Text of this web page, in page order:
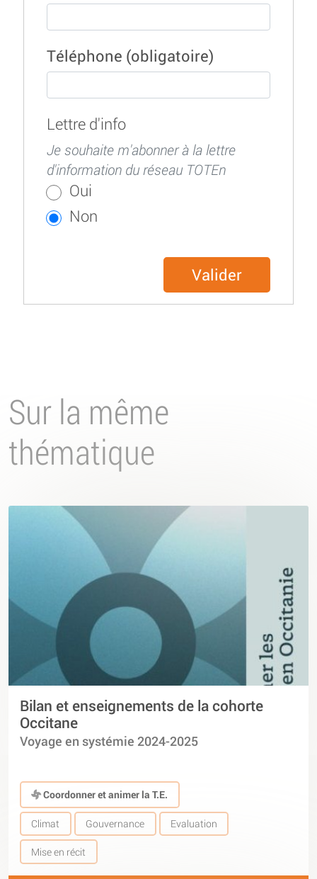
Téléphone (obligatoire)
Lettre d'info
Je souhaite m'abonner à la lettre
d'information du réseau TOTEn
Oui
Non
Valider
Sur la même
thématique
Bilan et enseignements de la cohorte
Occitane
Voyage en systémie 2024-2025
Coordonner et animer la T.E.
Climat Gouvernance Evaluation
Mise en récit